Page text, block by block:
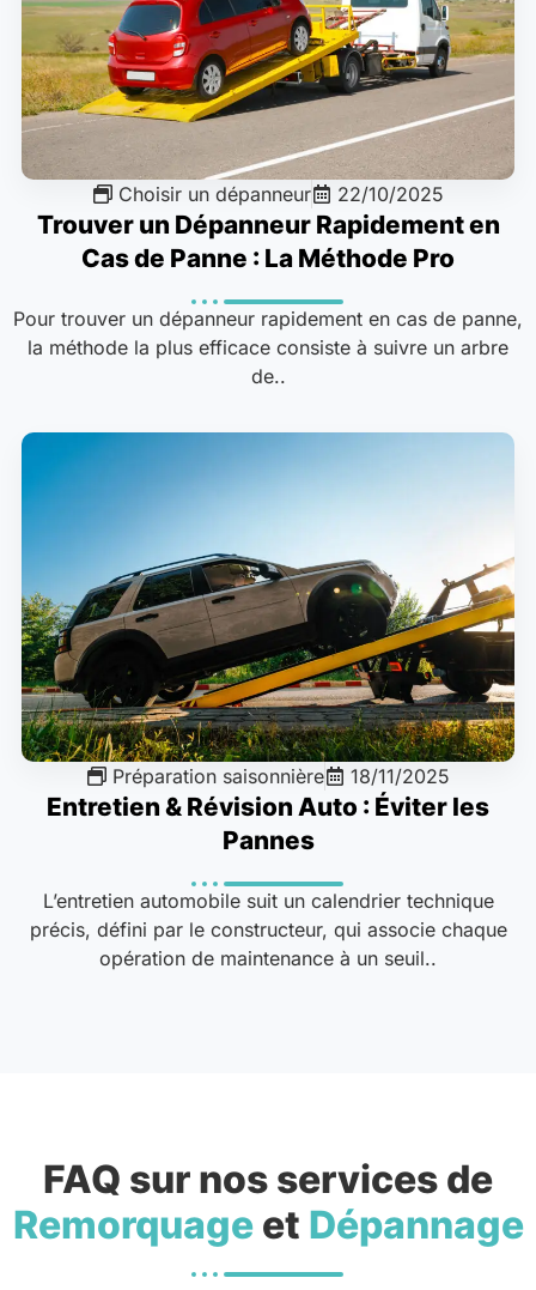
Choisir un dépanneur 22/10/2025
Trouver un Dépanneur Rapidement en
Cas de Panne : La Méthode Pro
Pour trouver un dépanneur rapidement en cas de panne,
la méthode la plus efficace consiste à suivre un arbre
de..
Préparation saisonnière 18/11/2025
Entretien & Révision Auto : Éviter les
Pannes
L’entretien automobile suit un calendrier technique
précis, défini par le constructeur, qui associe chaque
opération de maintenance à un seuil..
FAQ sur nos services de
Remorquageet Dépannage